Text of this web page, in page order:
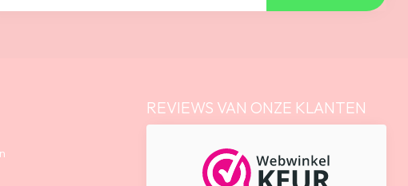
REVIEWS VAN ONZE KLANTEN